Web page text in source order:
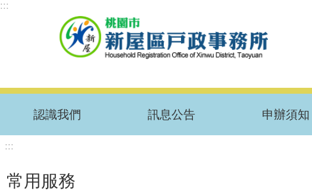
跳到主要內容區塊
:::
認識我們 訊息公告 申辦須知
:::
常用服務